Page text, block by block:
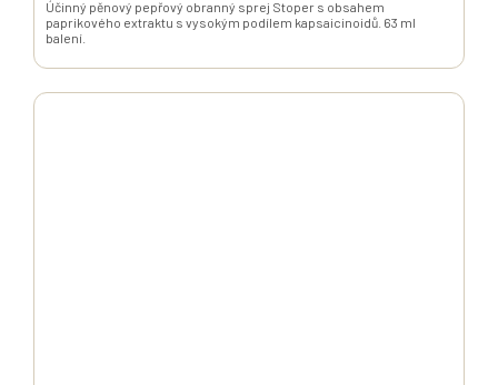
Účinný pěnový pepřový obranný sprej Stoper s obsahem
paprikového extraktu s vysokým podílem kapsaicinoidů. 63 ml
balení.